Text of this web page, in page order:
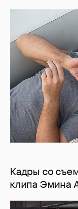
Кадры со
клипа Эмина